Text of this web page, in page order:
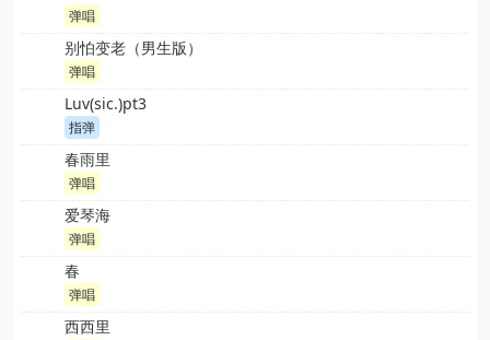
弹唱
别怕变老（男生版）
弹唱
Luv(sic.)pt3
指弹
春雨里
弹唱
爱琴海
弹唱
春
弹唱
西西里